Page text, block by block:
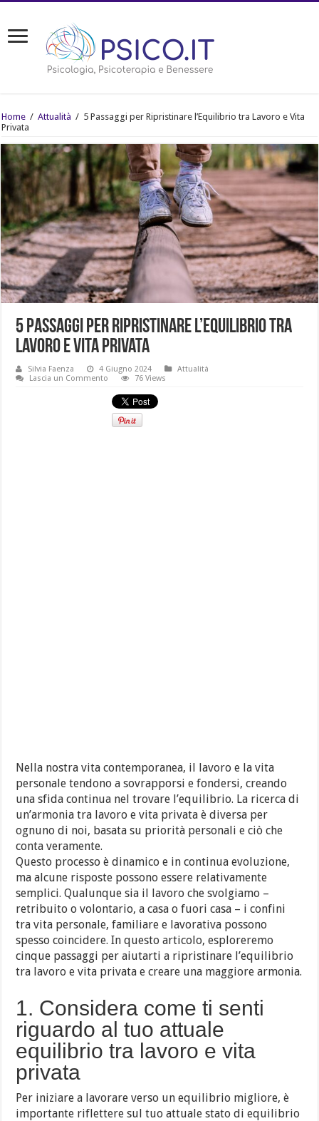
Home / Attualità / 5 Passaggi per Ripristinare l’Equilibrio tra Lavoro e Vita
Privata
5 Passaggi per Ripristinare l’Equilibrio tra
Lavoro e Vita Privata
Silvia Faenza 4 Giugno 2024
Attualità
Lascia un Commento
76 Views
Nella nostra vita contemporanea, il lavoro e la vita
personale tendono a sovrapporsi e fondersi, creando
una sfida continua nel trovare l’equilibrio. La ricerca di
un’armonia tra lavoro e vita privata è diversa per
ognuno di noi, basata su priorità personali e ciò che
conta veramente.
Questo processo è dinamico e in continua evoluzione,
ma alcune risposte possono essere relativamente
semplici. Qualunque sia il lavoro che svolgiamo –
retribuito o volontario, a casa o fuori casa – i confini
tra vita personale, familiare e lavorativa possono
spesso coincidere. In questo articolo, esploreremo
cinque passaggi per aiutarti a ripristinare l’equilibrio
tra lavoro e vita privata e creare una maggiore armonia.
1. Considera come ti senti
riguardo al tuo attuale
equilibrio tra lavoro e vita
privata
Per iniziare a lavorare verso un equilibrio migliore, è
importante riflettere sul tuo attuale stato di equilibrio